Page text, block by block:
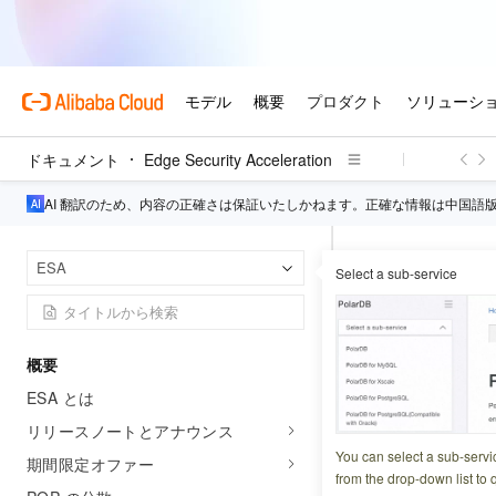
ドキュメント Edge Security Acceleration
AI 翻訳のため、内容の正確さは保証いたしかねます。正確な情報は中国語
ESA Select a sub-service
You can select a sub-
from the drop-down list to
概要
ESA とは
リリースノートとアナウンス
期間限定オファー
プロトコ
更新日時 2026-07-15
SSL/TLS を有効
(QUIC) を自動的